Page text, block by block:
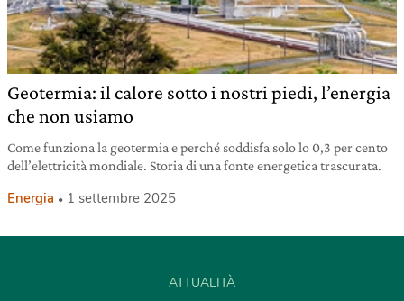
Geotermia: il calore sotto i nostri piedi, l’energia
che non usiamo
Come funziona la geotermia e perché soddisfa solo lo 0,3 per cento
dell’elettricità mondiale. Storia di una fonte energetica trascurata.
Energia 1 settembre 2025
ATTUALITÀ